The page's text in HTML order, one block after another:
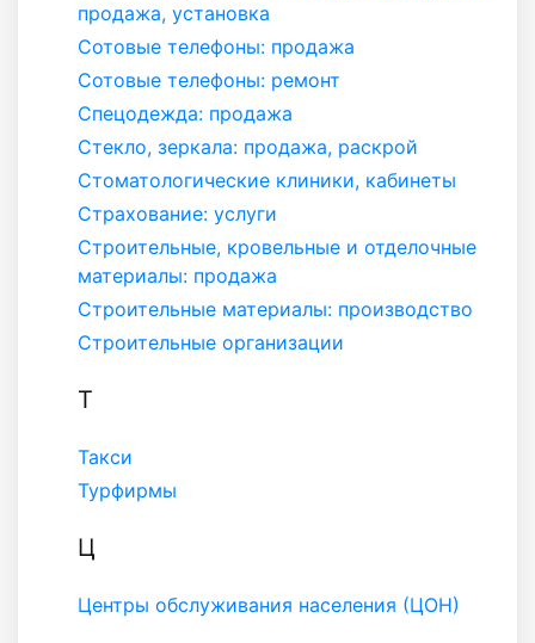
продажа, установка
Сотовые телефоны: продажа
Сотовые телефоны: ремонт
Спецодежда: продажа
Стекло, зеркала: продажа, раскрой
Стоматологические клиники, кабинеты
Страхование: услуги
Строительные, кровельные и отделочные
материалы: продажа
Строительные материалы: производство
Строительные организации
Т
Такси
Турфирмы
Ц
Центры обслуживания населения (ЦОН)